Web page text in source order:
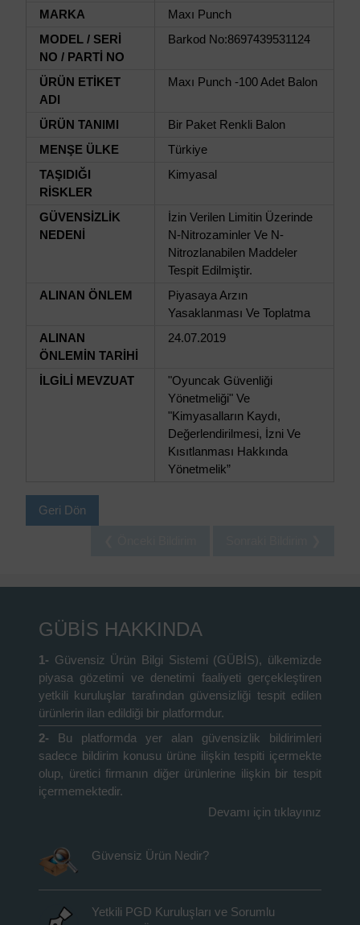
MARKA
Maxı Punch
MODEL / SERİ
NO / PARTİ NO
Barkod No:8697439531124
ÜRÜN ETİKET
ADI
Maxı Punch -100 Adet Balon
ÜRÜN TANIMI
Bir Paket Renkli Balon
MENŞE ÜLKE
Türkiye
TAŞIDIĞI
RİSKLER
Kimyasal
GÜVENSİZLİK
NEDENİ
İzin Verilen Limitin Üzerinde
N-Nitrozaminler Ve N-
Nitrozlanabilen Maddeler
Tespit Edilmiştir.
ALINAN ÖNLEM
Piyasaya Arzın
Yasaklanması Ve Toplatma
ALINAN
ÖNLEMİN TARİHİ
24.07.2019
İLGİLİ MEVZUAT
"Oyuncak Güvenliği
Yönetmeliği" Ve
"Kimyasalların Kaydı,
Değerlendirilmesi, İzni Ve
Kısıtlanması Hakkında
Yönetmelik”
Geri Dön
GÜBİS HAKKINDA
1- Güvensiz Ürün Bilgi Sistemi (GÜBİS), ülkemizde
piyasa gözetimi ve denetimi faaliyeti gerçekleştiren
yetkili kuruluşlar tarafından güvensizliği tespit edilen
ürünlerin ilan edildiği bir platformdur.
2-
Bu platformda yer alan güvensizlik bildirimleri
sadece bildirim konusu ürüne ilişkin tespiti içermekte
olup, üretici firmanın diğer ürünlerine ilişkin bir tespit
içermemektedir.
Devamı için tıklayınız
Güvensiz Ürün Nedir?
Yetkili PGD Kuruluşları ve Sorumlu